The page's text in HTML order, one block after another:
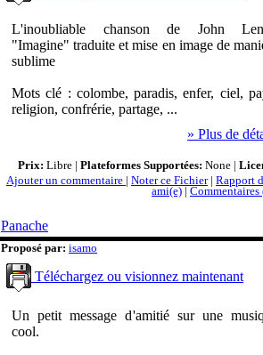
L'inoubliable chanson de John
"Imagine" traduite et mise en image de
sublime
Mots clé : colombe, paradis, enfer, ciel,
religion, confrérie, partage, ...
» Plus de
Prix: Libre | Plateformes Supportées: None |
Ajouter un commentaire | Noter ce Fichier| Rapport
ami(e) | Commentaires
Panache
Proposé par: isamo
Téléchargez ou visionnez maintenant
Un petit message d'amitié sur une
cool.